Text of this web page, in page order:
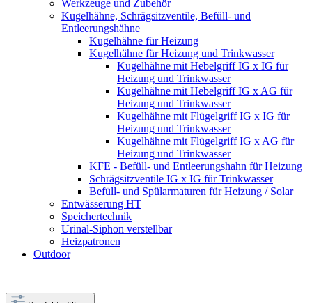
Werkzeuge und Zubehör
Kugelhähne, Schrägsitzventile, Befüll- und
Entleerungshähne
Kugelhähne für Heizung
Kugelhähne für Heizung und Trinkwasser
Kugelhähne mit Hebelgriff IG x IG für
Heizung und Trinkwasser
Kugelhähne mit Hebelgriff IG x AG für
Heizung und Trinkwasser
Kugelhähne mit Flügelgriff IG x IG für
Heizung und Trinkwasser
Kugelhähne mit Flügelgriff IG x AG für
Heizung und Trinkwasser
KFE - Befüll- und Entleerungshahn für Heizung
Schrägsitzventile IG x IG für Trinkwasser
Befüll- und Spülarmaturen für Heizung / Solar
Entwässerung HT
Speichertechnik
Urinal-Siphon verstellbar
Heizpatronen
Outdoor